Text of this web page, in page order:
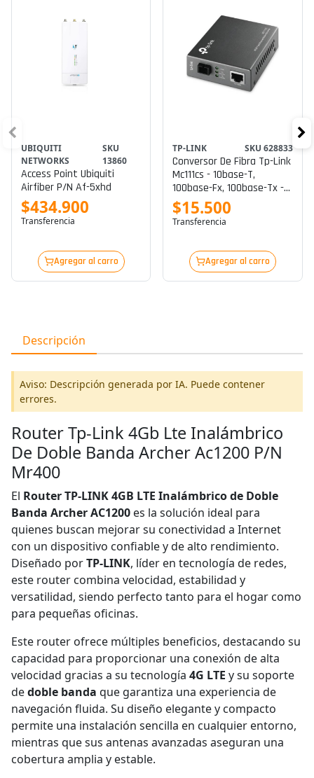
UBIQUITI
NETWORKS
SKU
13860
Access Point Ubiquiti
Airfiber P/n Af-5xhd
$434.900
Transferencia
Agregar al carro
TP-LINK SKU 628833
Conversor De Fibra Tp-Link
Mc111cs - 10base-T,
100base-Fx, 100base-Tx -
Rj-45 / Modo Sencillo Sc -
Hasta 20 Km - 1550 (tx) /
1310 (rx) Nm
$15.500
Transferencia
Agregar al carro
Descripción
Aviso: Descripción generada por IA. Puede contener
errores.
Router Tp-Link 4Gb Lte Inalámbrico
De Doble Banda Archer Ac1200 P/N
Mr400
El Router TP-LINK 4GB LTE Inalámbrico de Doble
Banda Archer AC1200 es la solución ideal para
quienes buscan mejorar su conectividad a Internet
con un dispositivo confiable y de alto rendimiento.
Diseñado porTP-LINK, líder en tecnología de redes,
este router combina velocidad, estabilidad y
versatilidad, siendo perfecto tanto para el hogar como
para pequeñas oficinas.
Este router ofrece múltiples beneficios, destacando su
capacidad para proporcionar una conexión de alta
velocidad gracias a su tecnología 4G LTE y su soporte
dedoble banda que garantiza una experiencia de
navegación fluida. Su diseño elegante y compacto
permite una instalación sencilla en cualquier entorno,
mientras que sus antenas avanzadas aseguran una
cobertura amplia y estable.